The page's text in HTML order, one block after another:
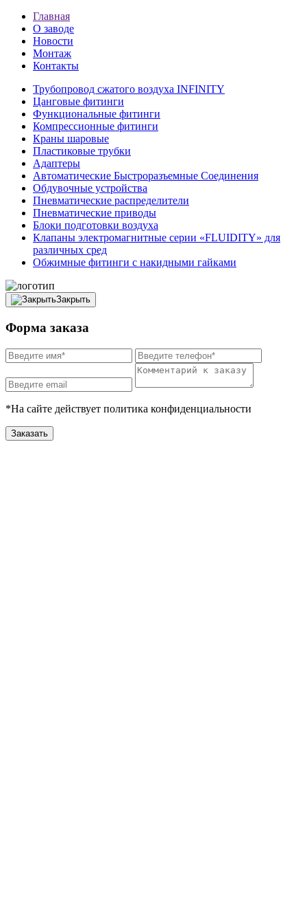
Главная
О заводе
Новости
Монтаж
Контакты
Трубопровод сжатого воздуха INFINITY
Цанговые фитинги
Функциональные фитинги
Компрессионные фитинги
Краны шаровые
Пластиковые трубки
Адаптеры
Автоматические Быстроразъемные Соединения
Обдувочные устройства
Пневматические распределители
Пневматические приводы
Блоки подготовки воздуха
Клапаны электромагнитные серии «FLUIDITY» для
различных сред
Обжимные фитинги с накидными гайками
Закрыть
Форма заказа
*На сайте действует политика конфиденциальности